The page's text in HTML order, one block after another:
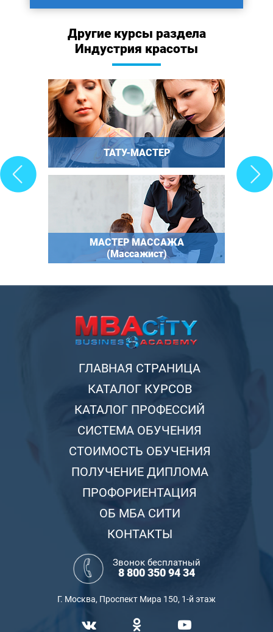
Другие курсы раздела
Индустрия красоты
ТАТУ-МАСТЕР
МАСТЕР МАССАЖА
(Массажист)
ГЛАВНАЯ СТРАНИЦА
КАТАЛОГ КУРСОВ
КАТАЛОГ ПРОФЕССИЙ
СИСТЕМА ОБУЧЕНИЯ
СТОИМОСТЬ ОБУЧЕНИЯ
ПОЛУЧЕНИЕ ДИПЛОМА
ПРОФОРИЕНТАЦИЯ
ОБ МБА СИТИ
КОНТАКТЫ
Звонок бесплатный
8 800 350 94 34
Г. Москва, Проспект Мира 150, 1-й этаж